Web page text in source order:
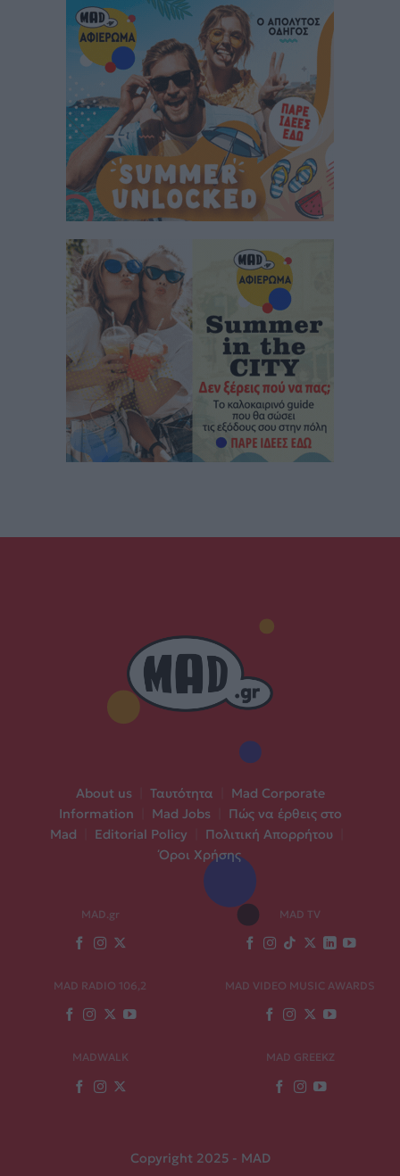
About us Ταυτότητα
Mad Corporate
Information
Mad Jobs
Πώς να έρθεις στο
Mad
Editorial Policy Πολιτική Απορρήτου
Όροι Χρήσης
MAD.gr MAD TV
MAD RADIO 106,2 MAD VIDEO MUSIC AWARDS
MADWALK MAD GREEKZ
Copyright 2025 - MAD